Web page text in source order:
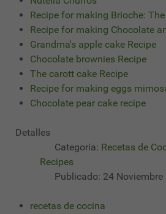
Recipe for making Brioche:
Recipe for making Chocolate
Grandma's apple cake Recipe
Chocolate brownies Recipe
The carott cake Recipe
Recipe for making eggs
Chocolate pear cake recipe
Detalles
Categoría: Recetas de
Recipes
Publicado: 24 Noviembre
recetas de cocina